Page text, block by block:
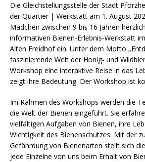
Die Gleichstellungsstelle der Stadt
der Quartier | Werkstatt am 1. August
Mädchen zwischen 9 bis 16 Jahren
informativen Bienen-Erlebnis-Werkstatt
Alten Freidhof ein. Unter dem Motto
faszinierende Welt der Honig- und
Workshop eine interaktive Reise in das
zeigt ihre Bedeutung. Der Workshop ist
Im Rahmen des Workshops werden die
die Welt der Bienen eingeführt. Sie
vielfältigen Aufgaben von Bienen, ihre
Wichtigkeit des Bienenschutzes. Mit der
Gefährdung von Bienenarten stellt sich
jede Einzelne von uns beim Erhalt von